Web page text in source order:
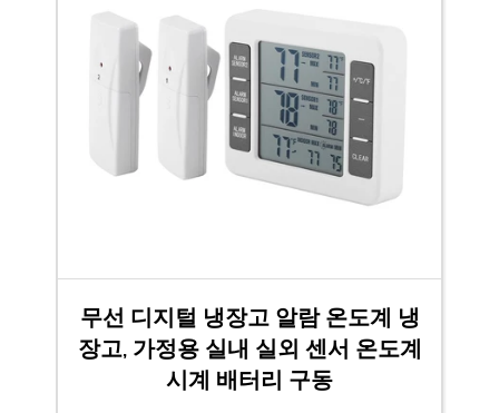
무선 디지털 냉장고 알람 온도계 냉
장고, 가정용 실내 실외 센서 온도계
시계 배터리 구동